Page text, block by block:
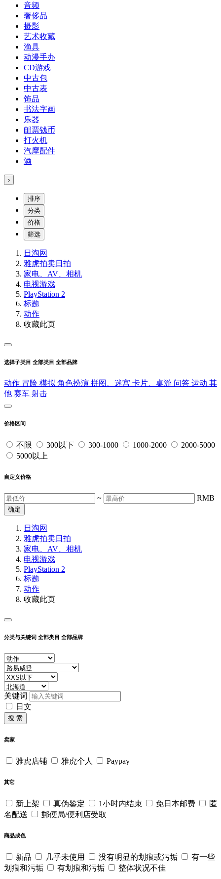
音频
奢侈品
摄影
艺术收藏
渔具
动漫手办
CD游戏
中古包
中古表
饰品
书法字画
乐器
邮票钱币
打火机
汽摩配件
酒
›
排序
分类
价格
筛选
日淘网
雅虎拍卖日拍
家电、AV、相机
电视游戏
PlayStation 2
标题
动作
收藏此页
选择子类目 全部类目 全部品牌
动作 冒险 模拟 角色扮演 拼图、迷宫 卡片、桌游 问答 运动 其
他 赛车 射击
价格区间
不限 300以下 300-1000 1000-2000
2000-5000
5000以上
自定义价格
~ RMB
确定
日淘网
雅虎拍卖日拍
家电、AV、相机
电视游戏
PlayStation 2
标题
动作
收藏此页
分类与关键词 全部类目 全部品牌
关键词
日文
搜 索
卖家
雅虎店铺 雅虎个人 Paypay
其它
新上架 真伪鉴定 1小时内结束 免日本邮费
匿
名配送
郵便局/便利店受取
商品成色
新品 几乎未使用 没有明显的划痕或污垢
有一些
划痕和污垢
有划痕和污垢 整体状况不佳